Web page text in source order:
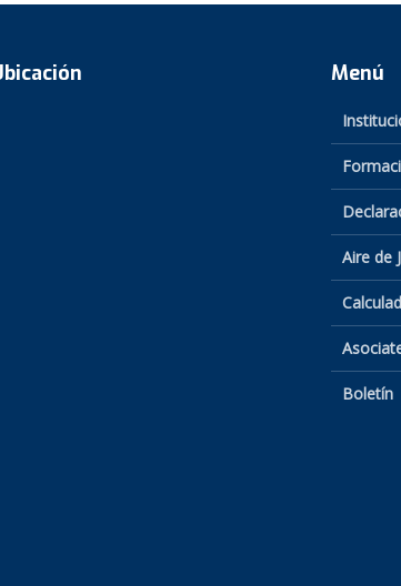
Menú
Aire de
Boletín